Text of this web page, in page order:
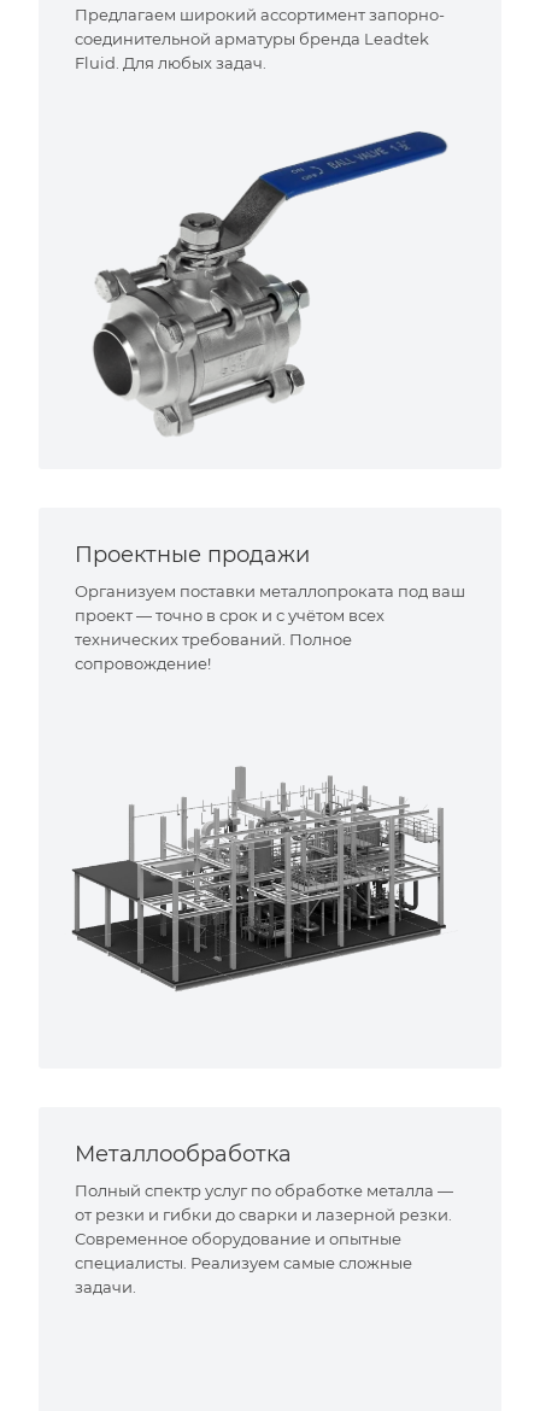
Предлагаем широкий ассортимент запорно-
соединительной арматуры бренда Leadtek
Fluid. Для любых задач.
Проектные продажи
Организуем поставки металлопроката под ваш
проект — точно в срок и с учётом всех
технических требований. Полное
сопровождение!
Металлообработка
Полный спектр услуг по обработке металла —
от резки и гибки до сварки и лазерной резки.
Современное оборудование и опытные
специалисты. Реализуем самые сложные
задачи.